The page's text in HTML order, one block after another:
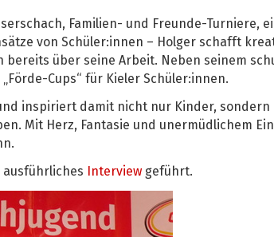
Familien- und Freunde-Turniere,
von Schüler:innen – Holger schafft
bereits über seine Arbeit. Neben seinem
Cups“ für Kieler Schüler:innen.
inspiriert damit nicht nur Kinder, sondern
Mit Herz, Fantasie und unermüdlichem
ausführliches Interview geführt.